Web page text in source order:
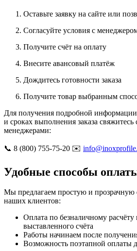
Оставьте заявку на сайте или
Согласуйте условия с
Получите счёт на оплату
Внесите авансовый платёж
Дождитесь готовности заказа
Получите товар выбранным
Для получения подробной информации
и сроках выполнения заказа
менеджерами:
📞 8 (800) 755-75-20 ✉️
Удобные способы
Мы предлагаем простую и прозрачную
наших клиентов:
Оплата по безналичному расчёту
выставленного счёта
Работы начинаем после
Возможность поэтапной оплаты